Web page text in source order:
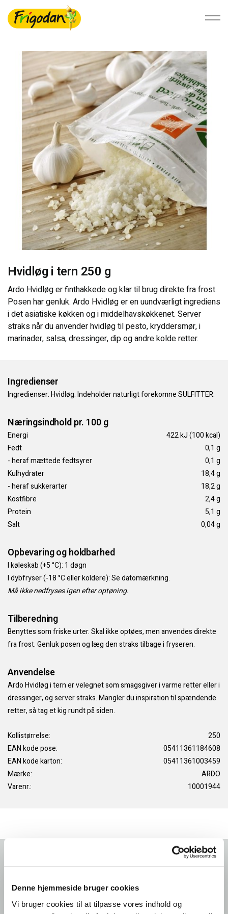
Denne hjemmeside bruger cookies
Vi bruger cookies til at tilpasse vores indhold og
Foodservice
Detail
Bæredygtighed
Om Ardo NV
Ardo.com
KONTAKT OS
Hvidløg i tern 250 g
Ardo Hvidløg er finthakkede og klar til brug direkte fra frost.
Posen har genluk. Ardo Hvidløg er en uundværligt ingrediens
i det asiatiske køkken og i middelhavskøkkenet. Server
straks når du anvender hvidløg til pesto, kryddersmør, i
marinader, salsa, dressinger, dip og andre kolde retter.
Ingredienser
Ingredienser: Hvidløg. Indeholder naturligt forekomne SULFITTER.
Næringsindhold pr. 100 g
Energi
422 kJ (100 kcal)
Fedt
0,1 g
- heraf mættede fedtsyrer
0,1 g
Kulhydrater
18,4 g
- heraf sukkerarter
18,2 g
Kostfibre
2,4 g
Protein
5,1 g
Salt
0,04 g
Opbevaring og holdbarhed
I køleskab (+5 °C): 1 døgn
I dybfryser (-18 °C eller koldere): Se datomærkning.
Må ikke nedfryses igen efter optøning.
Tilberedning
Benyttes som friske urter. Skal ikke optøes, men anvendes direkte
fra frost. Genluk posen og læg den straks tilbage i fryseren.
Anvendelse
Ardo Hvidløg i tern er velegnet som smagsgiver i varme retter eller i
dressinger, og server straks. Mangler du inspiration til spændende
retter, så tag et kig rundt på siden.
Kollistørrelse:
250
EAN kode pose:
05411361184608
EAN kode karton:
05411361003459
Mærke:
ARDO
Varenr.:
10001944
Foodservice: Produkter